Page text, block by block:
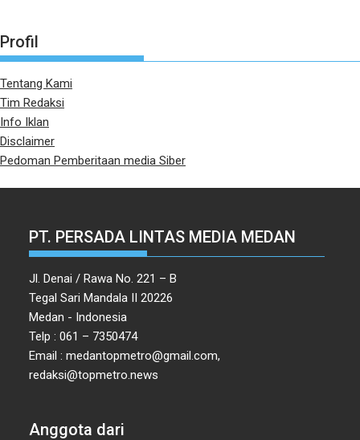
Profil
Tentang Kami
Tim Redaksi
Info Iklan
Disclaimer
Pedoman Pemberitaan media Siber
PT. PERSADA LINTAS MEDIA MEDAN
Jl. Denai / Rawa No. 221 – B
Tegal Sari Mandala II 20226
Medan - Indonesia
Telp : 061 – 7350474
Email : medantopmetro@gmail.com,
redaksi@topmetro.news
Anggota dari